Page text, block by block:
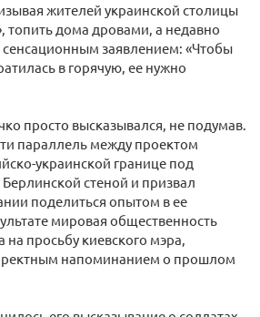
жителей украинской столицы
топить дома дровами, а недавно
сенсационным заявлением: «Чтобы
в горячую, ее нужно
просто высказывался, не подумав.
параллель между проектом
украинской границе под
стеной и призвал
поделиться опытом в ее
мировая общественность
на просьбу киевского мэра,
напоминанием о прошлом